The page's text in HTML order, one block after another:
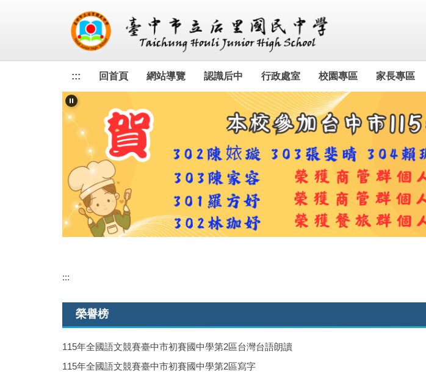
內
::: 回首頁 網站導覽 認識后中 行政處室 校園專區 家長專區
:::
榮譽榜
115年全國語文競賽臺中市初賽國中學第2區台灣台語朗讀
115年全國語文競賽臺中市初賽國中學第2區寫字